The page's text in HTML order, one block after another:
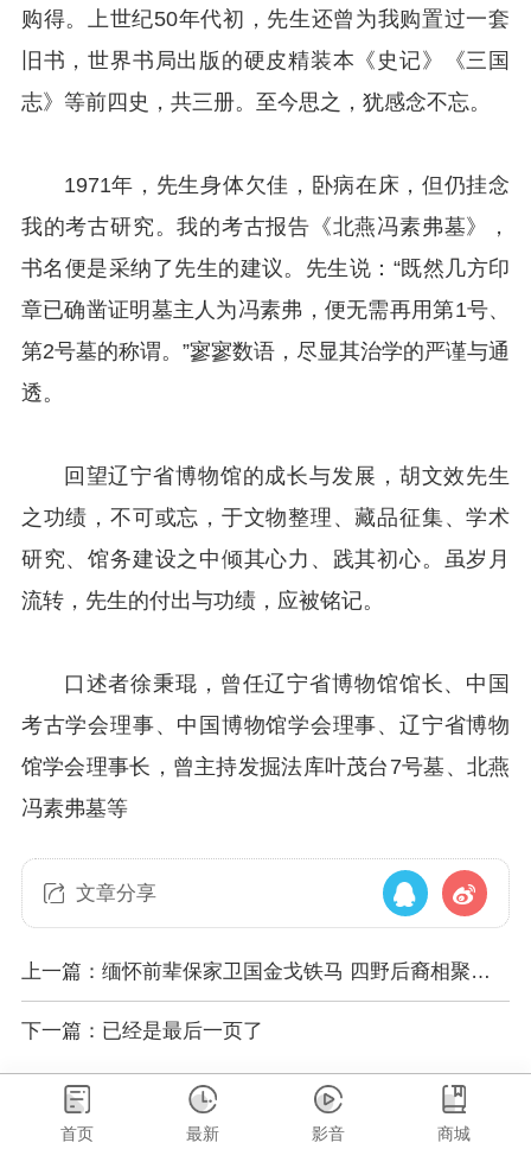
购得。上世纪50年代初，先生还曾为我购置过一套
旧书，世界书局出版的硬皮精装本《史记》《三国
志》等前四史，共三册。至今思之，犹感念不忘。
1971年，先生身体欠佳，卧病在床，但仍挂念
我的考古研究。我的考古报告《北燕冯素弗墓》，
书名便是采纳了先生的建议。先生说：“既然几方印
章已确凿证明墓主人为冯素弗，便无需再用第1号、
第2号墓的称谓。”寥寥数语，尽显其治学的严谨与通
透。
回望辽宁省博物馆的成长与发展，胡文效先生
之功绩，不可或忘，于文物整理、藏品征集、学术
研究、馆务建设之中倾其心力、践其初心。虽岁月
流转，先生的付出与功绩，应被铭记。
口述者徐秉琨，曾任辽宁省博物馆馆长、中国
考古学会理事、中国博物馆学会理事、辽宁省博物
馆学会理事长，曾主持发掘法库叶茂台7号墓、北燕
冯素弗墓等
文章分享
上一篇：缅怀前辈保家卫国金戈铁马 四野后裔相聚鹏
城抚今追昔
下一篇：已经是最后一页了
首页 最新 影音 商城